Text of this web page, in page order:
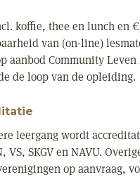
koffie, thee en lunch en €
van (on-line)
aanbod Community Leven
de loop van de opleiding.
leergang wordt
VS, SKGV en NAVU.
op aanvraag,